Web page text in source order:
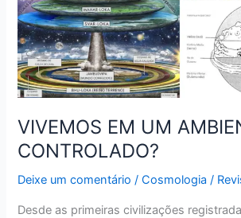
VIVEMOS EM UM
CONTROLADO?
Deixe um comentário /Cosmologia /
Desde as primeiras civilizações